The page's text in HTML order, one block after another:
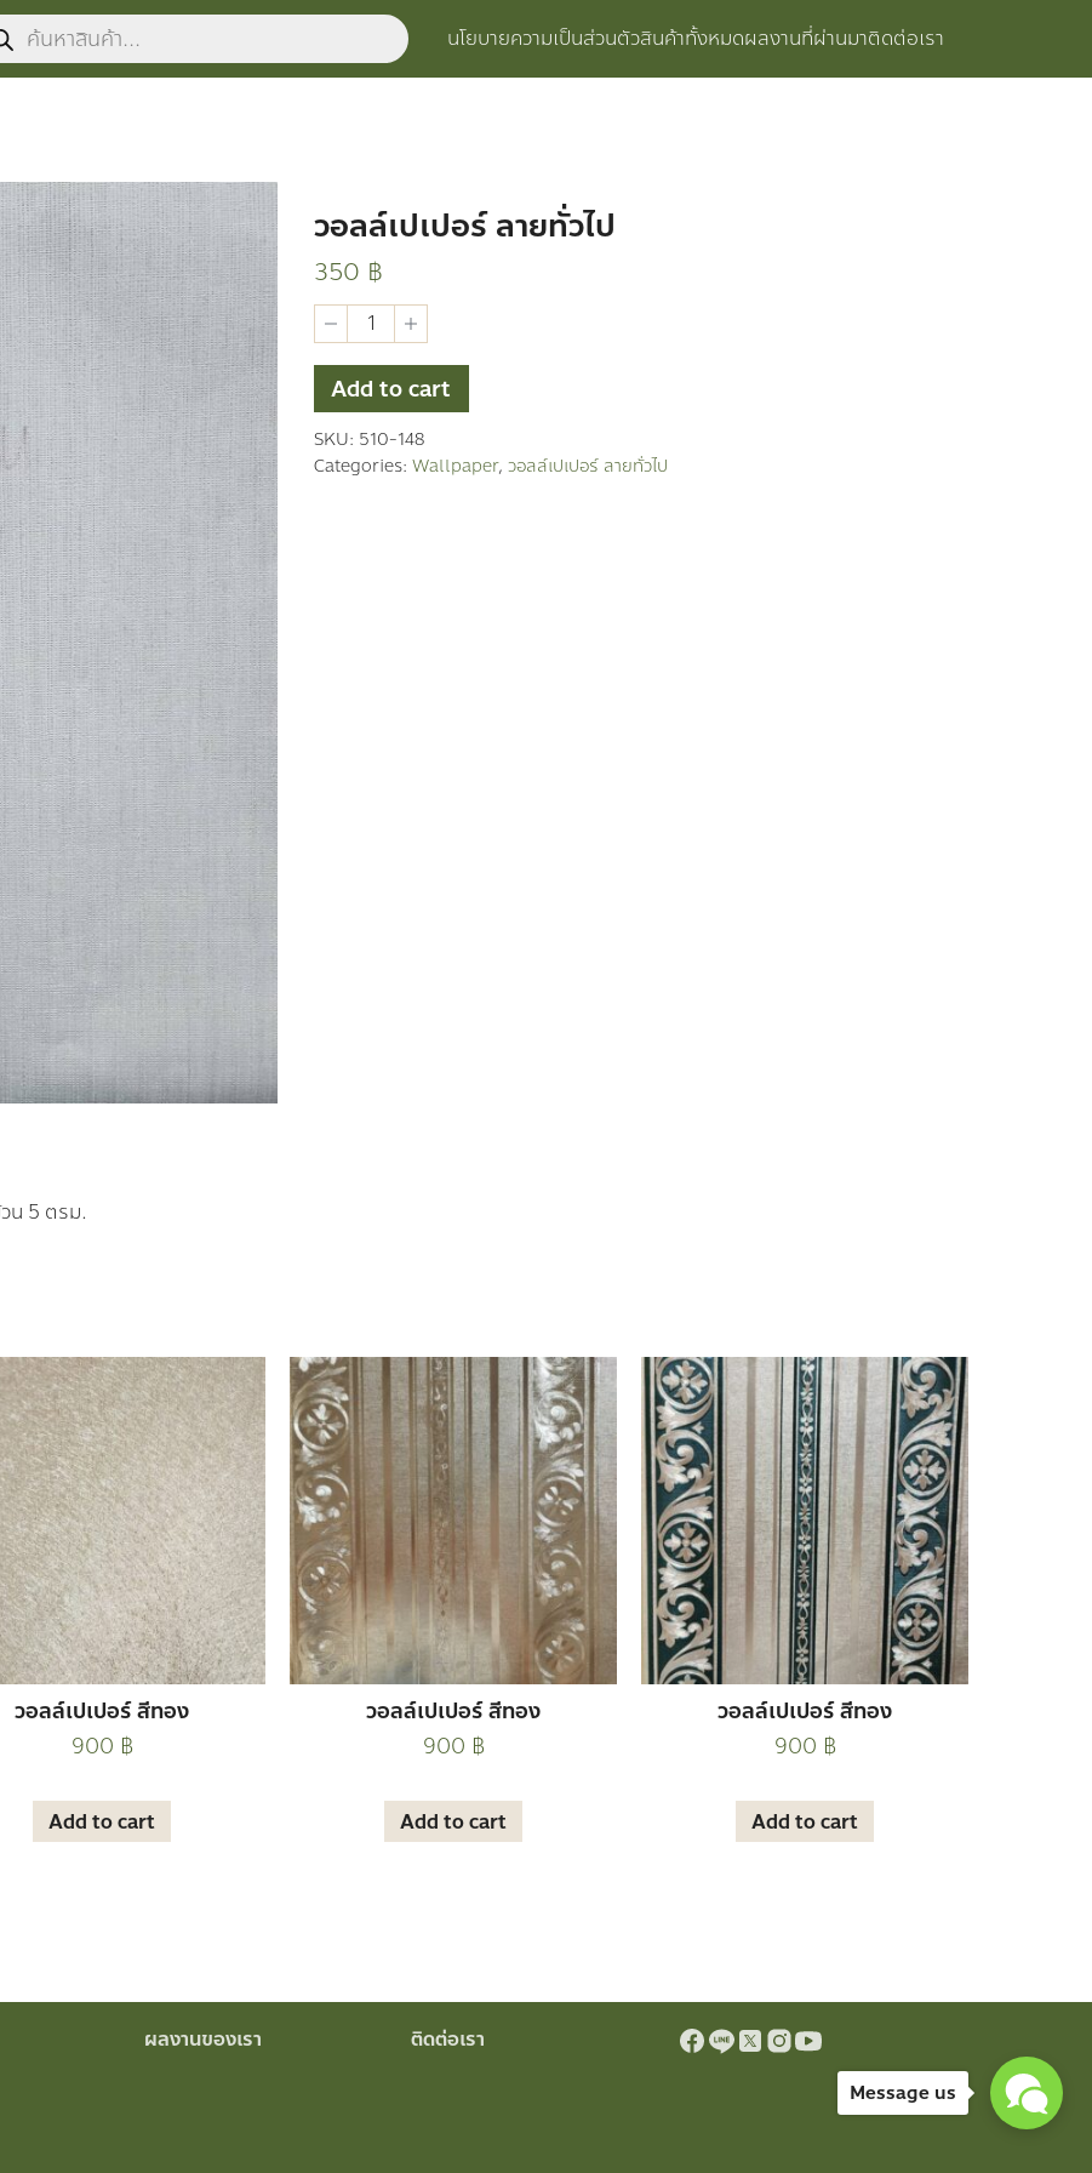
นโยบายความเป็นส่วนตัวสินค้าทั้งหมดผลงานที่ผ่านมาติดต่อเรา
วอลล์เปเปอร์ ลายทั่วไป
350 ฿
วอ
ลล์
เปเปอร์
ลาย
ทั่วไป
quantity
Add to cart
SKU: 510-148
Categories: Wallpaper, วอลล์เปเปอร์ ลายทั่วไป
น 5 ตรม.
วอลล์เปเปอร์ สีทอง
900 ฿
Add to cart
วอลล์เปเปอร์ สีทอง
900 ฿
Add to cart
วอลล์เปเปอร์ สีทอง
900 ฿
Add to cart
ผลงานของเรา ติดต่อเรา
Message us